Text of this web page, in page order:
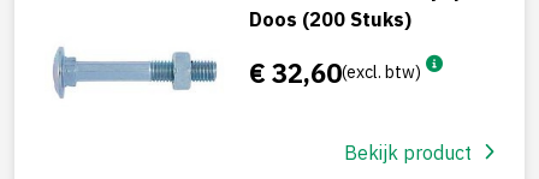
Doos (200 Stuks)
€ 32,60(excl. btw)
Bekijk product